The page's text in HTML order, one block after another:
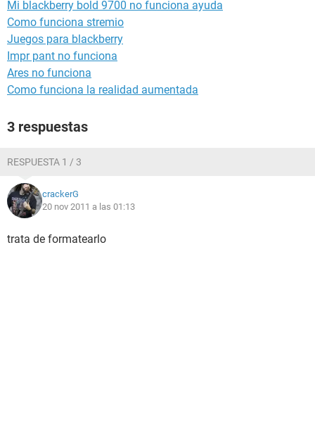
Mi blackberry bold 9700 no funciona ayuda
Como funciona stremio
Juegos para blackberry
Impr pant no funciona
Ares no funciona
Como funciona la realidad aumentada
3 respuestas
RESPUESTA 1 / 3
crackerG
20 nov 2011 a las 01:13
trata de formatearlo